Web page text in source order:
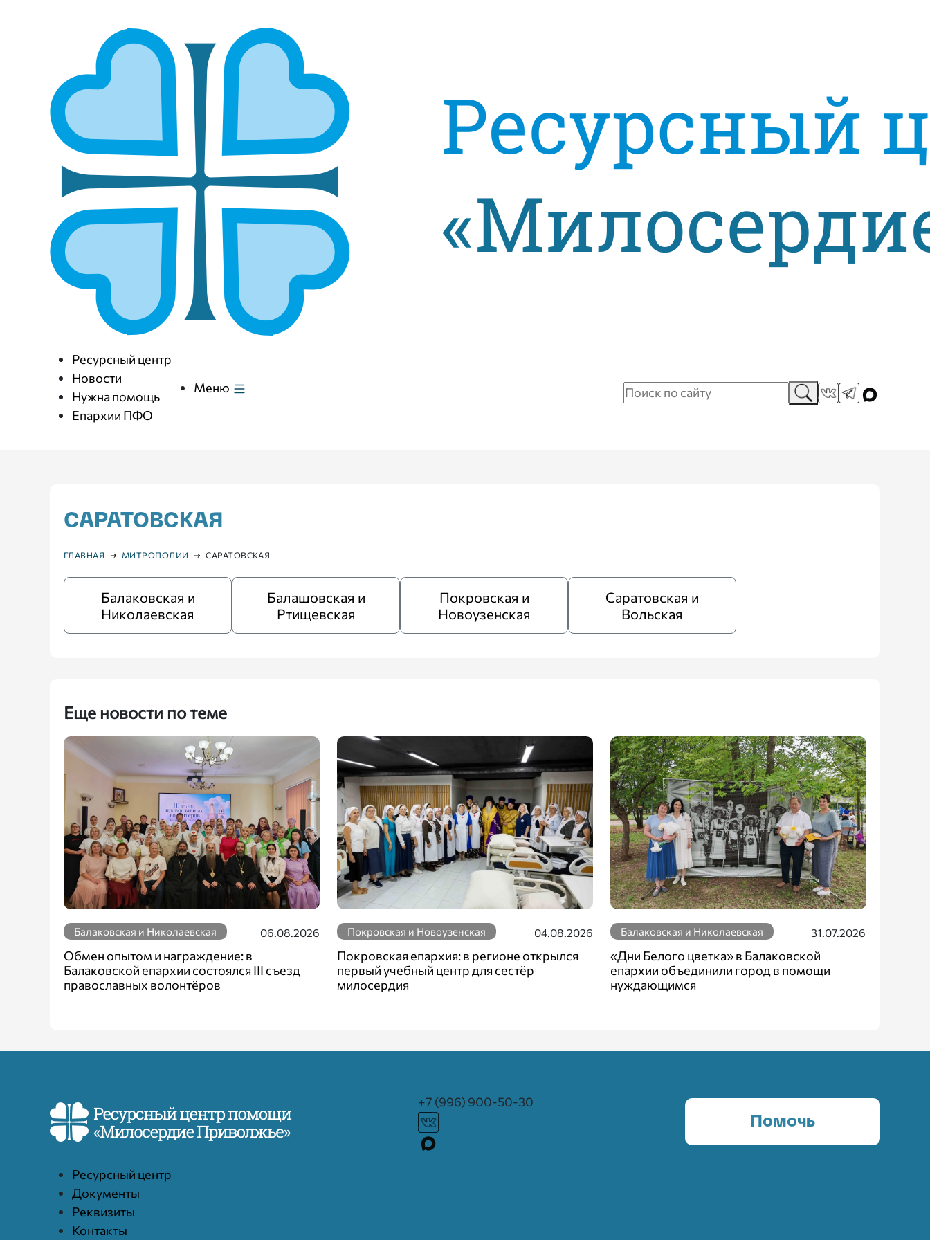
Ресурсный центр
Новости
Нужна помощь
Епархии ПФО
Меню
САРАТОВСКАЯ
ГЛАВНАЯ МИТРОПОЛИИ САРАТОВСКАЯ
Балаковская и
Николаевская
Балашовская и
Ртищевская
Покровская и
Новоузенская
Саратовская и
Вольская
Еще новости по теме
Балаковская и Николаевская 06.08.2026
Обмен опытом и награждение: в
Балаковской епархии состоялся III съезд
православных волонтёров
Покровская и Новоузенская 04.08.2026
Покровская епархия: в регионе открылся
первый учебный центр для сестёр
милосердия
Балаковская и Николаевская 31.07.2026
«Дни Белого цветка» в Балаковской
епархии объединили город в помощи
нуждающимся
+7 (996) 900-50-30
Помочь
Ресурcный центр
Документы
Реквизиты
Контакты